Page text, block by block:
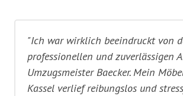
"Ich war wirklich beeindruckt von
professionellen und zuverlässigen
Umzugsmeister Baecker. Mein
Kassel verlief reibungslos und